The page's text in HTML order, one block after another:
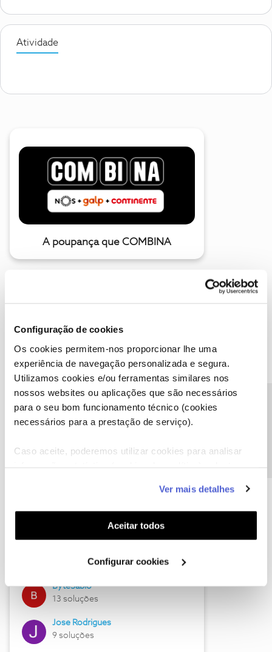
Configuração de cookies
Os cookies permitem-nos proporcionar lhe uma
experiência de navegação personalizada e segura.
Utilizamos cookies e/ou ferramentas similares nos
nossos websites ou aplicações que são necessários
para o seu bom funcionamento técnico (cookies
necessários para a prestação de serviço).
Caso aceite, poderemos utilizar cookies para analisar
funcionalidades (cookies de personalização e
funcionalidade) e adaptar anúncios aos seus interesses
(cookies de publicidade personalizada). Pode gerir a
utilização dos cookies clicando em "Configurar
Ver mais detalhes
Aceitar todos
Configurar cookies
Atividade
A poupança que COMBINA
Descubra as novidades de julho
Hall of Fame de julho
17 soluções
ByteSábio
13 soluções
Jose Rodrigues
9 soluções